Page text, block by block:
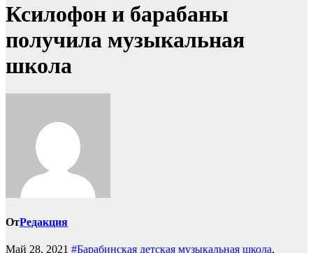
Ксилофон и барабаны
получила музыкальная
школа
ОтРедакция
Май 28, 2021 #Барабинская детская музыкальная школа,